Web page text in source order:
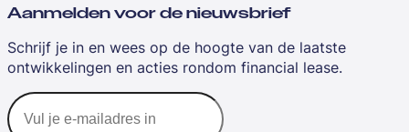
Aanmelden voor de nieuwsbrief
Schrijf je in en wees op de hoogte van de laatste
ontwikkelingen en acties rondom financial lease.